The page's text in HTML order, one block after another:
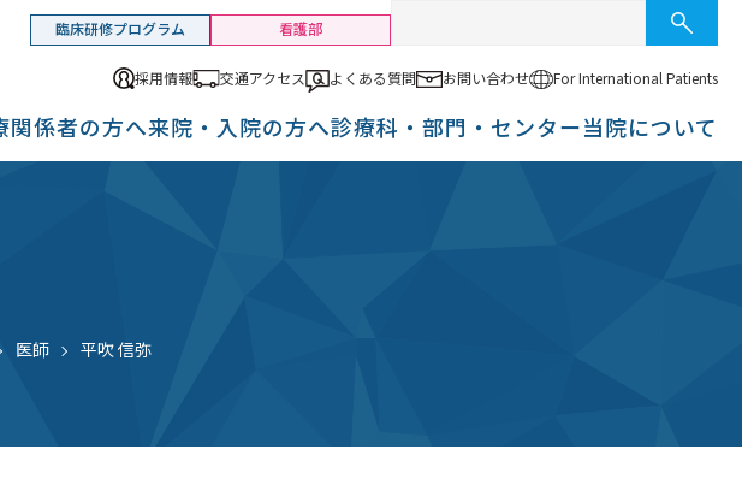
臨床研修プログラム 看護部
採用情報 交通アクセス よくある質問 お問い合わせ For International Patients
関係者の方へ来院・入院の方へ診療科・部門・センター当院について
医師 平吹 信弥